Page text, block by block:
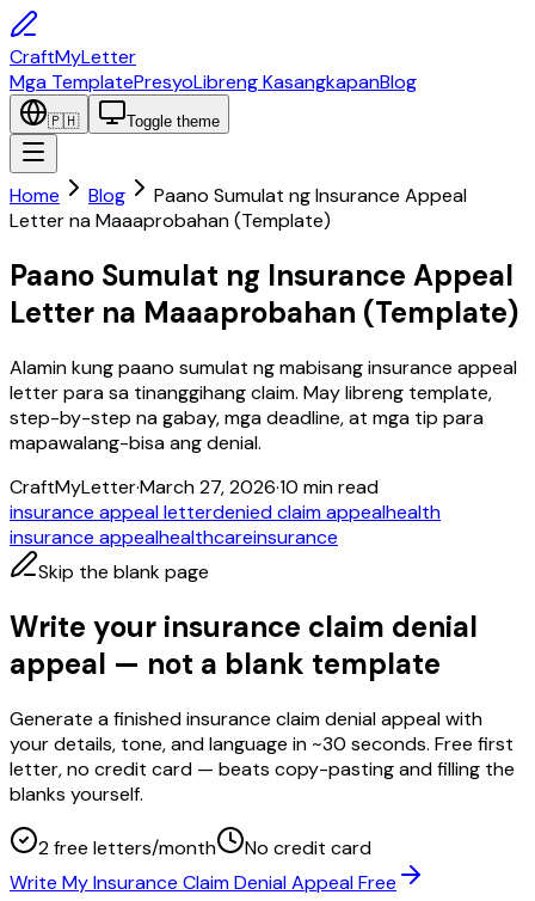
CraftMyLetter
Mga TemplatePresyoLibreng KasangkapanBlog
🇵🇭 Toggle theme
Home Blog
Paano Sumulat ng Insurance Appeal
Letter na Maaaprobahan (Template)
Paano Sumulat ng Insurance Appeal
Letter na Maaaprobahan (Template)
Alamin kung paano sumulat ng mabisang insurance appeal
letter para sa tinanggihang claim. May libreng template,
step-by-step na gabay, mga deadline, at mga tip para
mapawalang-bisa ang denial.
CraftMyLetter·March 27, 2026·10 min read
insurance appeal letterdenied claim appealhealth
insurance appealhealthcareinsurance
Skip the blank page
Write your insurance claim denial
appeal — not a blank template
Generate a finished insurance claim denial appeal with
your details, tone, and language in ~30 seconds. Free first
letter, no credit card — beats copy-pasting and filling the
blanks yourself.
2 free letters/month
No credit card
Write My Insurance Claim Denial Appeal Free